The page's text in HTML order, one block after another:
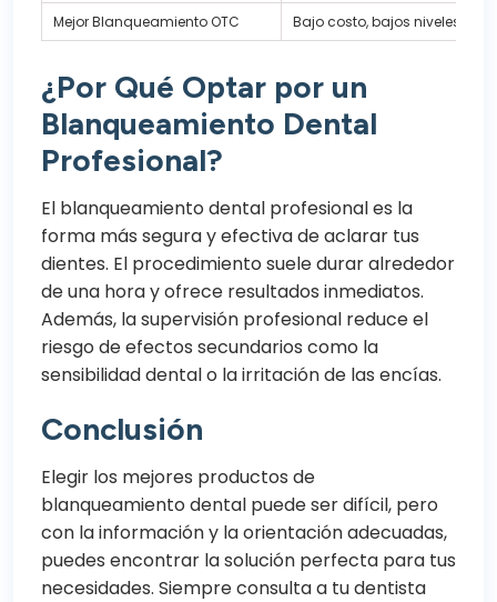
Mejor Blanqueamiento OTC
Bajo costo, bajos niveles de
¿Por Qué Optar por un
Blanqueamiento Dental
Profesional?
El blanqueamiento dental profesional es la
forma más segura y efectiva de aclarar tus
dientes. El procedimiento suele durar alrededor
de una hora y ofrece resultados inmediatos.
Además, la supervisión profesional reduce el
riesgo de efectos secundarios como la
sensibilidad dental o la irritación de las encías.
Conclusión
Elegir los mejores productos de
blanqueamiento dental puede ser difícil, pero
con la información y la orientación adecuadas,
puedes encontrar la solución perfecta para tus
necesidades. Siempre consulta a tu dentista